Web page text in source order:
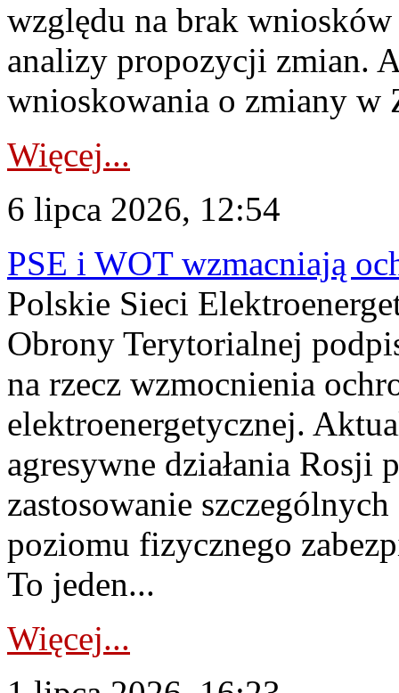
względu na brak
analizy propozycji zmian.
wnioskowania o zmiany w
Więcej...
6 lipca 2026, 12:54
PSE i WOT wzmacniają
Polskie Sieci
Obrony Terytorialnej
na rzecz wzmocnienia
elektroenergetycznej.
agresywne działania Rosji
zastosowanie
poziomu fizycznego
To jeden...
Więcej...